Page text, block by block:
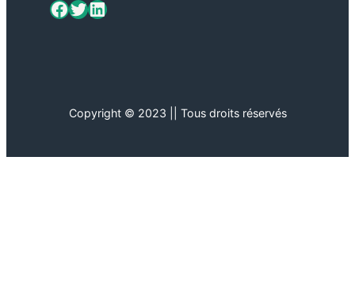
ViaMétiers sur Facebook Twitter LinkedIn
Copyright © 2023 || Tous droits réservés